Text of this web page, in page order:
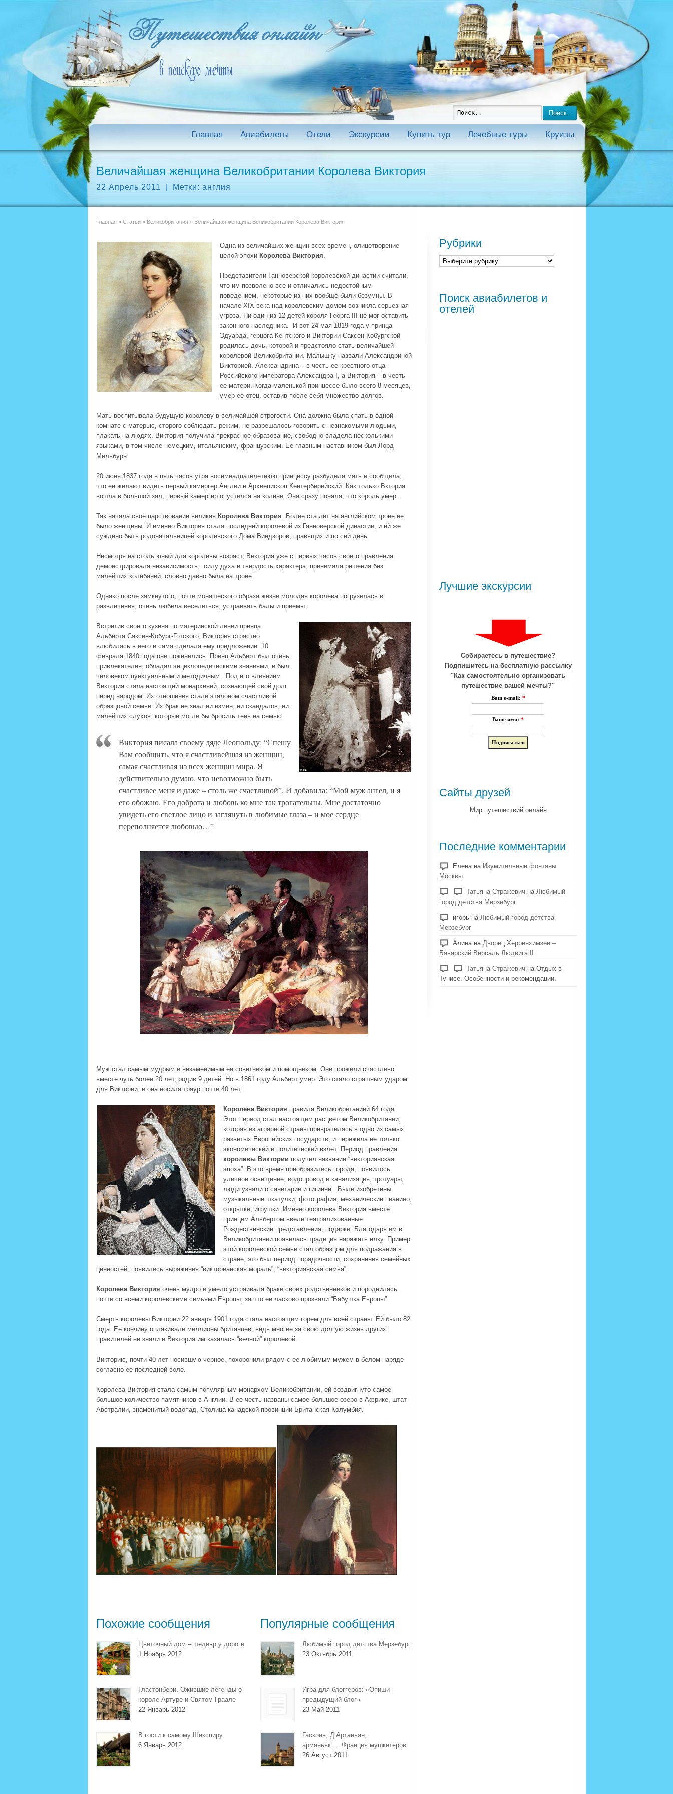
Поиск..
Главная Авиабилеты Отели Экскурсии Купить тур Лечебные туры Круизы
Величайшая женщина Великобритании Королева Виктория
22 Апрель 2011 Метки:англия
Главная » Статьи » Великобритания » Величайшая женщина Великобритании Королева Виктория
Одна из величайших женщин всех времен, олицетворение
целой эпохи Королева Виктория.
Представители Ганноверской королевской династии считали,
что им позволено все и отличались недостойным
поведением, некоторые из них вообще были безумны. В
начале XIX века над королевским домом возникла серьезная
угроза. Ни один из 12 детей короля Георга III не мог оставить
законного наследника. И вот 24 мая 1819 года у принца
Эдуарда, герцога Кентского и Виктории Саксен-Кобургской
родилась дочь, которой и предстояло стать величайшей
королевой Великобритании. Малышку назвали Александриной
Викторией. Александрина – в честь ее крестного отца
Российского императора Александра I, а Виктория – в честь
ее матери. Когда маленькой принцессе было всего 8 месяцев,
умер ее отец, оставив после себя множество долгов.
Мать воспитывала будущую королеву в величайшей строгости. Она должна была спать в одной
комнате с матерью, сторого соблюдать режим, не разрешалось говорить с незнакомыми людьми,
плакать на людях. Виктория получила прекрасное образование, свободно владела несколькими
языками, в том числе немецким, итальянским, французским. Ее главным наставником был Лорд
Мельбурн.
20 июня 1837 года в пять часов утра восемнадцатилетнюю принцессу разбудила мать и сообщила,
что ее желают видеть первый камергер Англии и Архиепископ Кентерберийский. Как только Вктория
вошла в большой зал, первый камергер опустился на колени. Она сразу поняла, что король умер.
Так начала свое царствование великая Королева Виктория. Более ста лет на английском троне не
было женщины. И именно Виктория стала последней королевой из Ганноверской династии, и ей же
суждено быть родоначальницей королевского Дома Виндзоров, правящих и по сей день.
Несмотря на столь юный для королевы возраст, Виктория уже с первых часов своего правления
демонстрировала независимость, силу духа и твердость характера, принимала решения без
малейших колебаний, словно давно была на троне.
Однако после замкнутого, почти монашеского образа жизни молодая королева погрузилась в
развлечения, очень любила веселиться, устраивать балы и приемы.
Встретив своего кузена по материнской линии принца
Альберта Саксен-Кобург-Готского, Виктория страстно
влюбилась в него и сама сделала ему предложение. 10
февраля 1840 года они поженились. Принц Альберт был очень
привлекателен, обладал энциклопедическими знаниями, и был
человеком пунктуальным и методичным. Под его влиянием
Виктория стала настоящей монархиней, сознающей свой долг
перед народом. Их отношения стали эталоном счастливой
образцовой семьи. Их брак не знал ни измен, ни скандалов, ни
малейших слухов, которые могли бы бросить тень на семью.
Виктория писала своему дяде Леопольду: “Спешу
Вам сообщить, что я счастливейшая из женщин,
самая счастливая из всех женщин мира. Я
действительно думаю, что невозможно быть
счастливее меня и даже – столь же счастливой”. И добавила: “Мой муж ангел, и я
его обожаю. Его доброта и любовь ко мне так трогательны. Мне достаточно
увидеть его светлое лицо и заглянуть в любимые глаза – и мое сердце
переполняется любовью…”
Муж стал самым мудрым и незаменимым ее советником и помощником. Они прожили счастливо
вместе чуть более 20 лет, родив 9 детей. Но в 1861 году Альберт умер. Это стало страшным ударом
для Виктории, и она носила траур почти 40 лет.
Королева Виктория правила Великобританией 64 года.
Этот период стал настоящим расцветом Великобритании,
которая из аграрной страны превратилась в одно из самых
развитых Европейских государств, и пережила не только
экономический и политический взлет. Период правления
королевы Виктории получил название “викторианская
эпоха”. В это время преобразились города, появилось
уличное освещение, водопровод и канализация, тротуары,
люди узнали о санитарии и гигиене. Были изобретены
музыкальные шкатулки, фотография, механические пианино,
открытки, игрушки. Именно королева Виктория вместе
принцем Альбертом ввели театрализованные
Рождественские представления, подарки. Благодаря им в
Великобритании появилась традиция наряжать елку. Пример
этой королевской семьи стал образцом для подражания в
стране, это был период порядочности, сохранения семейных
ценностей, появились выражения “викторианская мораль”, “викторианская семья”.
Королева Виктория очень мудро и умело устраивала браки своих родственников и породнилась
почти со всеми королевскими семьями Европы, за что ее ласково прозвали “Бабушка Европы”.
Смерть королевы Виктории 22 января 1901 года стала настоящим горем для всей страны. Ей было 82
года. Ее кончину оплакивали миллионы британцев, ведь многие за свою долгую жизнь других
правителей не знали и Виктория им казалась “вечной” королевой.
Викторию, почти 40 лет носившую черное, похоронили рядом с ее любимым мужем в белом наряде
согласно ее последней воле.
Королева Виктория стала самым популярным монархом Великобритании, ей воздвигнуто самое
большое количество памятников в Англии. В ее честь названы самое большое озеро в Африке, штат
Австралии, знаменитый водопад, Столица канадской провинции Британская Колумбия.
Похожие сообщения
Цветочный дом – шедевр у дороги
1 Ноябрь 2012
Гластонбери. Ожившие легенды о
короле Артуре и Святом Граале
22 Январь 2012
В гости к самому Шекспиру
6 Январь 2012
Популярные сообщения
Любимый город детства Мерзебург
23 Октябрь 2011
Игра для блоггеров: «Опиши
предыдущий блог»
23 Май 2011
Гасконь, Д’Артаньян,
арманьяк…..Франция мушкетеров
26 Август 2011
Рубрики
Поиск авиабилетов и
отелей
Лучшие экскурсии
Собираетесь в путешествие?
Подпишитесь на бесплатную рассылку
"Как самостоятельно организовать
путешествие вашей мечты?"
Ваш e-mail: *
Ваше имя: *
Сайты друзей
Мир путешествий онлайн
Последние комментарии
Елена на Изумительные фонтаны
Москвы
Татьяна Стражевич на Любимый
город детства Мерзебург
игорь на Любимый город детства
Мерзебург
Алина на Дворец Херренхимзее –
Баварский Версаль Людвига II
Татьяна Стражевич на Отдых в
Тунисе. Особенности и рекомендации.